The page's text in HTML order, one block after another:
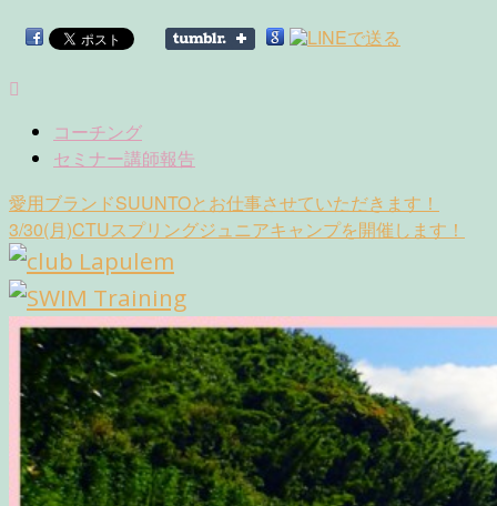
コーチング
セミナー講師報告
Post
navigation
愛用ブランドSUUNTOとお仕事させていただきます！
3/30(月)CTUスプリングジュニアキャンプを開催します！